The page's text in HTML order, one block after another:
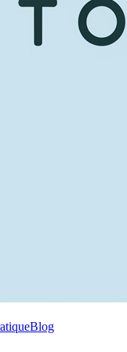
Blog